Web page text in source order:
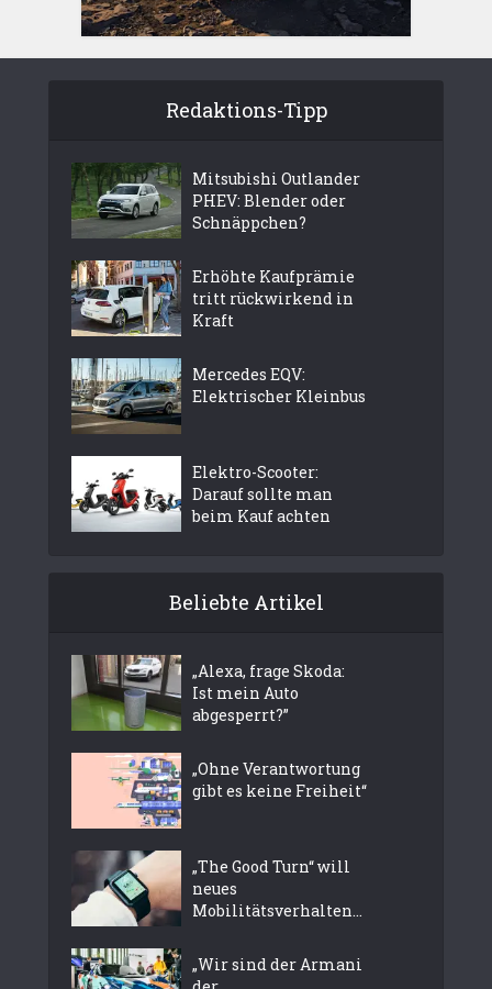
Redaktions-Tipp
Mitsubishi Outlander
PHEV: Blender oder
Schnäppchen?
Erhöhte Kaufprämie
tritt rückwirkend in
Kraft
Mercedes EQV:
Elektrischer Kleinbus
Elektro-Scooter:
Darauf sollte man
beim Kauf achten
Beliebte Artikel
„Alexa, frage Skoda:
Ist mein Auto
abgesperrt?”
„Ohne Verantwortung
gibt es keine Freiheit“
„The Good Turn“ will
neues
Mobilitätsverhalten...
„Wir sind der Armani